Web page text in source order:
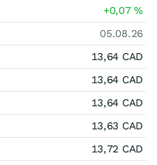
+0,07%
05.08.26
13,64 CAD
13,64 CAD
13,64 CAD
13,63 CAD
13,72 CAD